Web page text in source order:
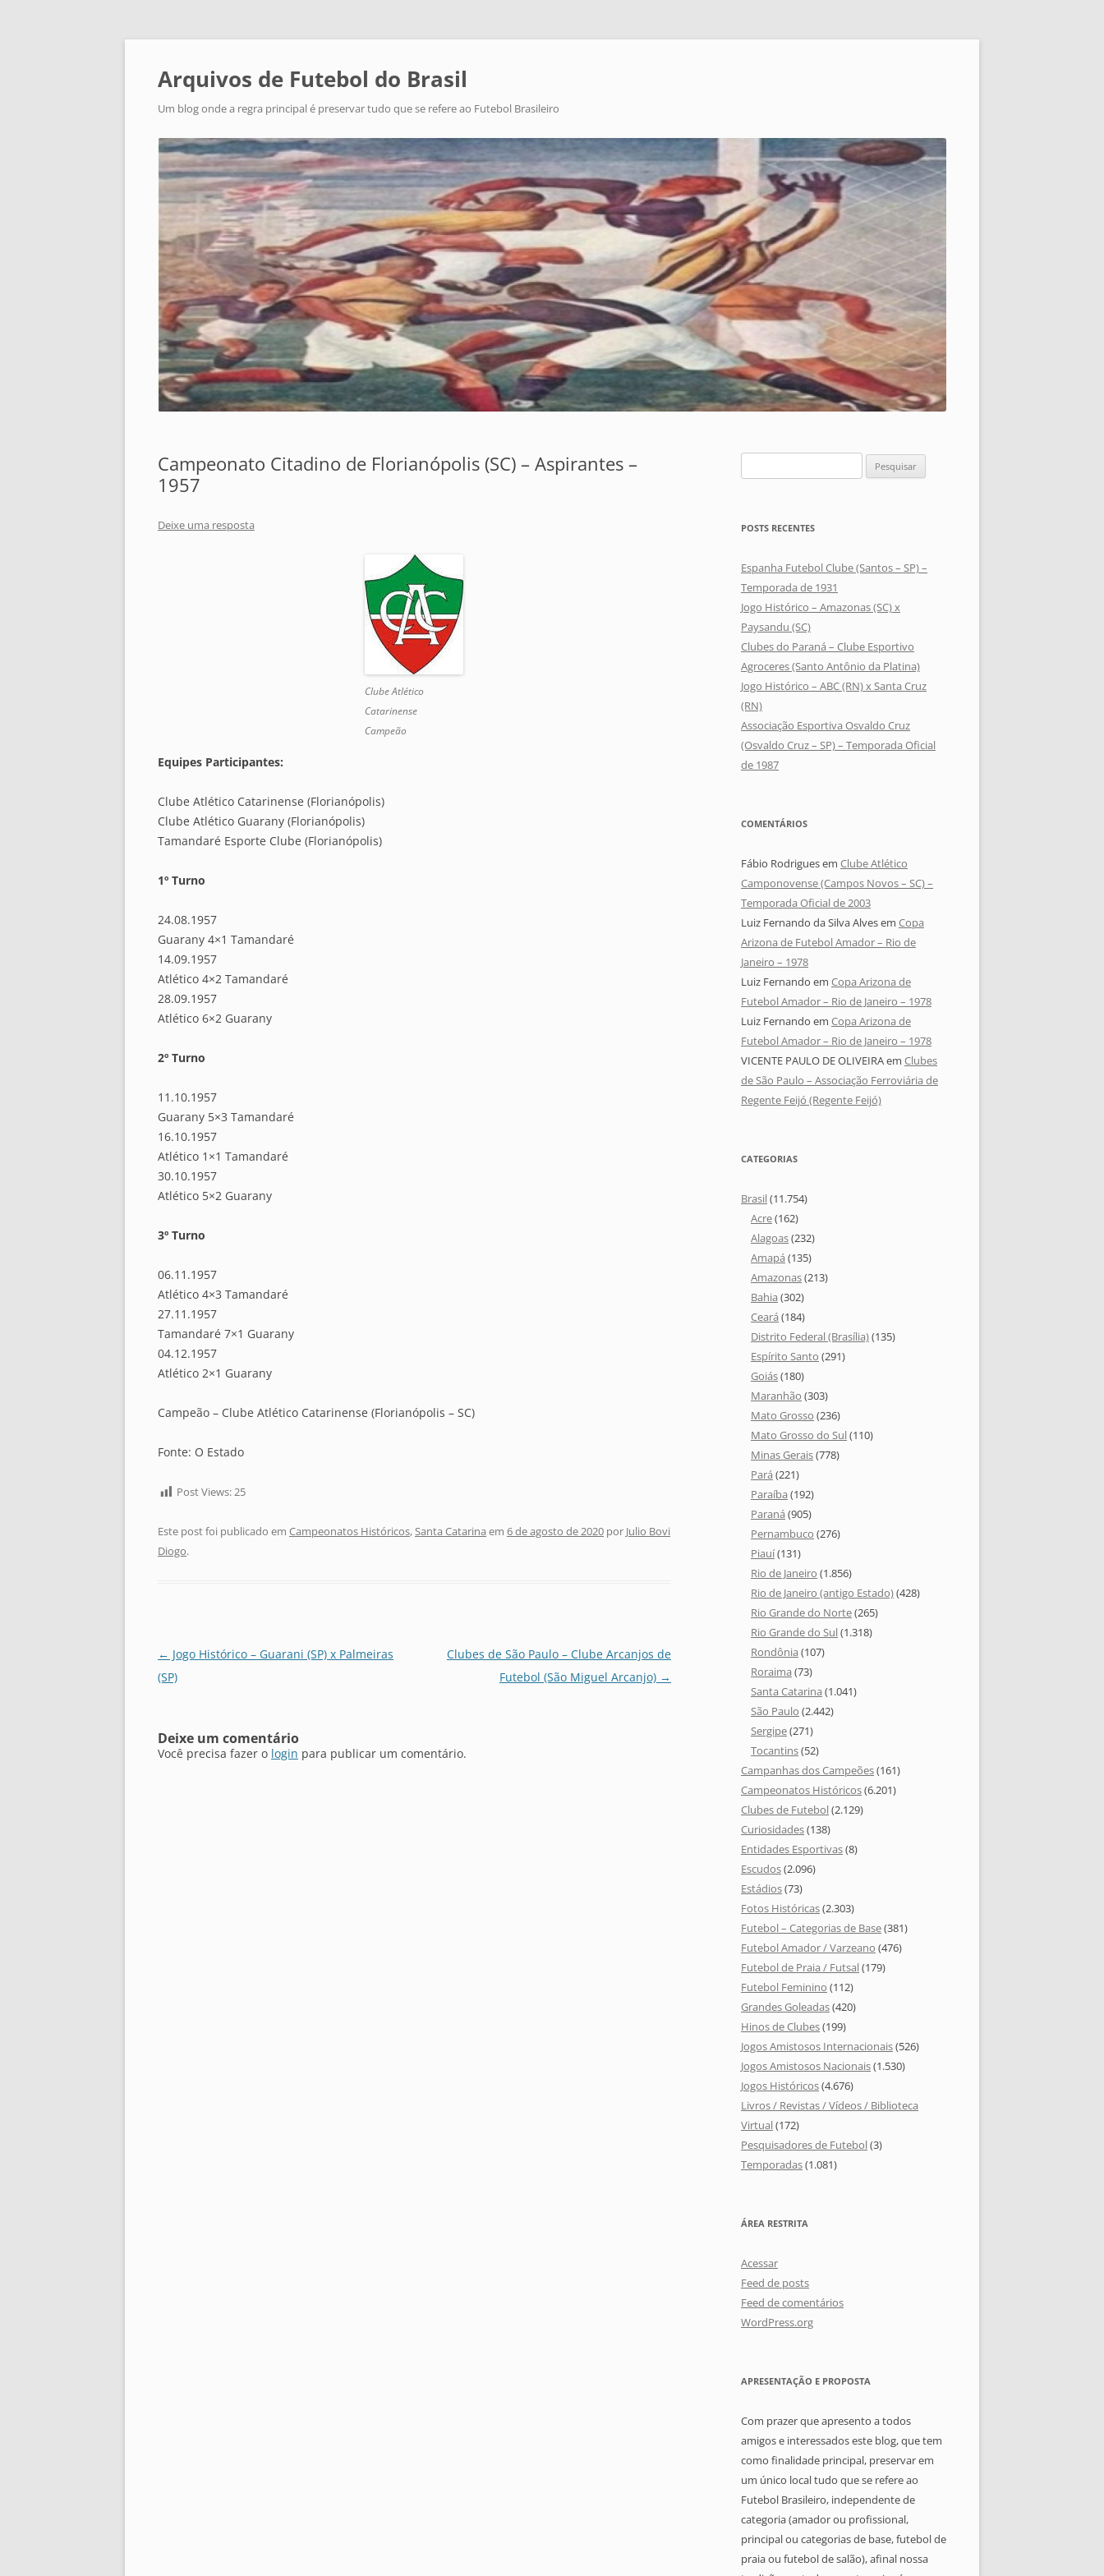
Arquivos de Futebol do Brasil
Um blog onde a regra principal é preservar tudo que se refere ao Futebol Brasileiro
Campeonato Citadino de Florianópolis (SC) – Aspirantes –
1957
Deixe uma resposta
Clube Atlético
Catarinense
Campeão
Equipes Participantes:
Clube Atlético Catarinense (Florianópolis)
Clube Atlético Guarany (Florianópolis)
Tamandaré Esporte Clube (Florianópolis)
1º Turno
24.08.1957
Guarany 4×1 Tamandaré
14.09.1957
Atlético 4×2 Tamandaré
28.09.1957
Atlético 6×2 Guarany
2º Turno
11.10.1957
Guarany 5×3 Tamandaré
16.10.1957
Atlético 1×1 Tamandaré
30.10.1957
Atlético 5×2 Guarany
3º Turno
06.11.1957
Atlético 4×3 Tamandaré
27.11.1957
Tamandaré 7×1 Guarany
04.12.1957
Atlético 2×1 Guarany
Campeão – Clube Atlético Catarinense (Florianópolis – SC)
Fonte: O Estado
Post Views:25
Este post foi publicado em Campeonatos Históricos,Santa Catarina em 6 de agosto de 2020 por Julio Bovi
Diogo.
Navegação
de
← Jogo Histórico – Guarani (SP) x Palmeiras
(SP)
Clubes de São Paulo – Clube Arcanjos de
Futebol (São Miguel Arcanjo) →
Deixe um comentário
Você precisa fazer o login para publicar um comentário.
por:
POSTS RECENTES
Espanha Futebol Clube (Santos – SP) –
Temporada de 1931
Jogo Histórico – Amazonas (SC) x
Paysandu (SC)
Clubes do Paraná – Clube Esportivo
Agroceres (Santo Antônio da Platina)
Jogo Histórico – ABC (RN) x Santa Cruz
(RN)
Associação Esportiva Osvaldo Cruz
(Osvaldo Cruz – SP) – Temporada Oficial
de 1987
COMENTÁRIOS
Fábio Rodriguesem Clube Atlético
Camponovense (Campos Novos – SC) –
Temporada Oficial de 2003
Luiz Fernando da Silva Alvesem Copa
Arizona de Futebol Amador – Rio de
Janeiro – 1978
Luiz Fernando em Copa Arizona de
Futebol Amador – Rio de Janeiro – 1978
Luiz Fernando em Copa Arizona de
Futebol Amador – Rio de Janeiro – 1978
VICENTE PAULO DE OLIVEIRAem Clubes
de São Paulo – Associação Ferroviária de
Regente Feijó (Regente Feijó)
CATEGORIAS
Brasil(11.754)
Acre(162)
Alagoas(232)
Amapá (135)
Amazonas(213)
Bahia (302)
Ceará (184)
Distrito Federal (Brasília)(135)
Espírito Santo (291)
Goiás(180)
Maranhão (303)
Mato Grosso (236)
Mato Grosso do Sul(110)
Minas Gerais(778)
Pará (221)
Paraíba (192)
Paraná (905)
Pernambuco (276)
Piauí(131)
Rio de Janeiro (1.856)
Rio de Janeiro (antigo Estado)(428)
Rio Grande do Norte(265)
Rio Grande do Sul(1.318)
Rondônia (107)
Roraima (73)
Santa Catarina (1.041)
São Paulo (2.442)
Sergipe(271)
Tocantins(52)
Campanhas dos Campeões(161)
Campeonatos Históricos(6.201)
Clubes de Futebol(2.129)
Curiosidades(138)
Entidades Esportivas(8)
Escudos(2.096)
Estádios(73)
Fotos Históricas(2.303)
Futebol – Categorias de Base(381)
Futebol Amador / Varzeano (476)
Futebol de Praia / Futsal(179)
Futebol Feminino (112)
Grandes Goleadas(420)
Hinos de Clubes(199)
Jogos Amistosos Internacionais(526)
Jogos Amistosos Nacionais(1.530)
Jogos Históricos(4.676)
Livros / Revistas / Vídeos / Biblioteca
Virtual(172)
Pesquisadores de Futebol(3)
Temporadas(1.081)
ÁREA RESTRITA
Acessar
Feed de posts
Feed de comentários
WordPress.org
APRESENTAÇÃO E PROPOSTA
Com prazer que apresento a todos
amigos e interessados este blog, que tem
como finalidade principal, preservar em
um único local tudo que se refere ao
Futebol Brasileiro, independente de
categoria (amador ou profissional,
principal ou categorias de base, futebol de
praia ou futebol de salão), afinal nossa